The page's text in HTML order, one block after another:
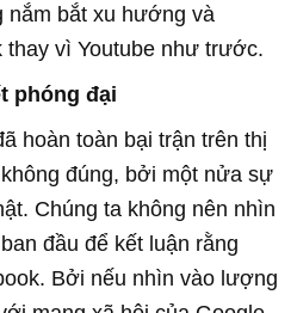
nắm bắt xu hướng và
thay vì Youtube như trước.
phóng đại
hoàn toàn bại trận trên thị
đúng, bởi một nửa sự
Chúng ta không nên nhìn
đầu để kết luận rằng
Bởi nếu nhìn vào lượng